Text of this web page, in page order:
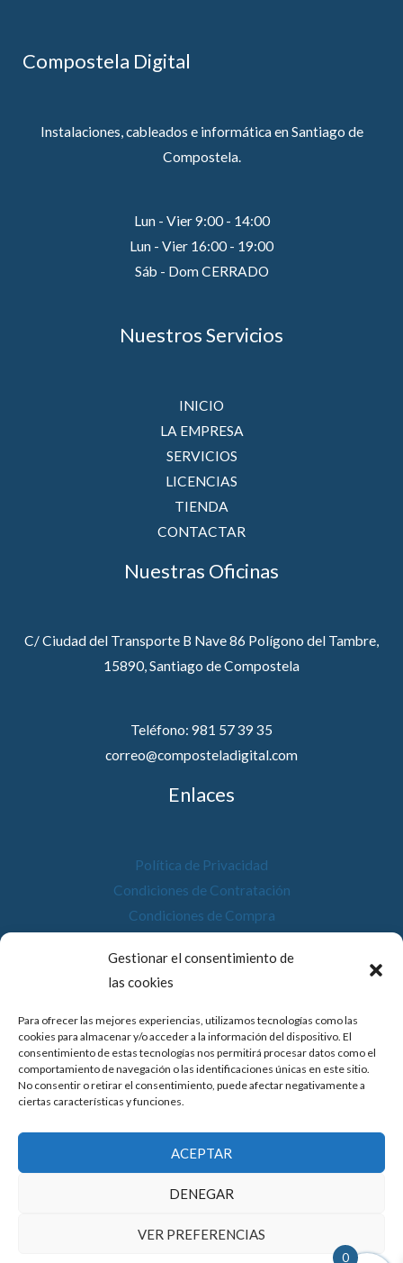
Gestionar el consentimiento de
las cookies
Para ofrecer las mejores experiencias, utilizamos tecnologías como las
cookies para almacenar y/o acceder a la información del dispositivo. El
consentimiento de estas tecnologías nos permitirá procesar datos como el
comportamiento de navegación o las identificaciones únicas en este sitio.
No consentir o retirar el consentimiento, puede afectar negativamente a
ciertas características y funciones.
ACEPTAR
DENEGAR
VER PREFERENCIAS
Compostela Digital
Instalaciones, cableados e informática en Santiago de
Compostela.
Lun - Vier 9:00 - 14:00
Lun - Vier 16:00 - 19:00
Sáb - Dom CERRADO
Nuestros Servicios
INICIO
LA EMPRESA
SERVICIOS
LICENCIAS
TIENDA
CONTACTAR
Nuestras Oficinas
C/ Ciudad del Transporte B Nave 86 Polígono del Tambre,
15890, Santiago de Compostela
Teléfono: 981 57 39 35
correo@composteladigital.com
Enlaces
Política de Privacidad
Condiciones de Contratación
Condiciones de Compra
Política de Cookies
Accesibilidad
© 2026 Compostela Digital
Financiado por la Unión Europea con el programa de Kit
Digital por los fondos Next Generation (EU) del
0